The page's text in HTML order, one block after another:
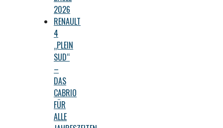
2026
RENAULT
4
„PLEIN
SUD“
–
DAS
CABRIO
FÜR
ALLE